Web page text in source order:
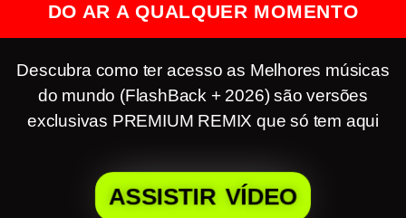
DO AR A QUALQUER MOMENTO
Descubra como ter acesso as Melhores músicas
do mundo (FlashBack + 2026) são versões
exclusivas PREMIUM REMIX que só tem aqui
ASSISTIR VÍDEO